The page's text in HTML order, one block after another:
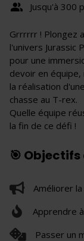
Jusqu'à 300
Grrrrrr ! Plongez
l'univers Jurassic
pour une
devoir en
la réalisation
chasse au T-rex.
Quelle équipe
la fin de ce défi !
🎯
Améliorer
Apprendre
Passer un